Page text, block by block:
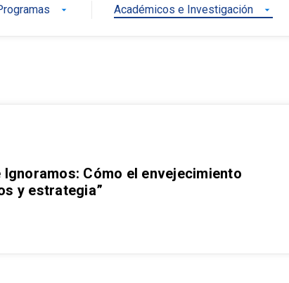
arrow_drop_down Académicos e Investigación arrow_drop_down
Cómo el envejecimiento
y estrategia”